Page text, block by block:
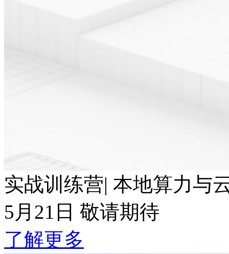
实战训练营| 本地算力与云
5月21日 敬请期待
了解更多